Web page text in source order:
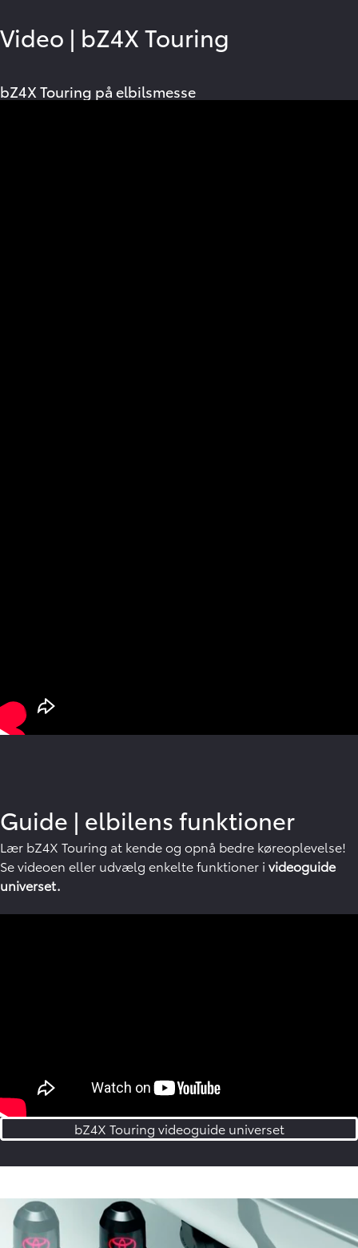
Video | bZ4X Touring
bZ4X Touring på elbilsmesse
Guide | elbilens funktioner
Lær bZ4X Touring at kende og opnå bedre køreoplevelse!
Se videoen eller udvælg enkelte funktioner i videoguide
universet.
bZ4X Touring videoguide universet